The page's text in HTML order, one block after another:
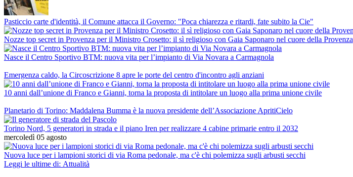
Pasticcio carte d'identità, il Comune attacca il Governo: "Poca chiarezza e ritardi, fate subito la Cie"
Nozze top secret in Provenza per il Ministro Crosetto: il sì religioso con Gaia Saponaro nel cuore della Provenza
Nasce il Centro Sportivo BTM: nuova vita per l’impianto di Via Novara a Carmagnola
Emergenza caldo, la Circoscrizione 8 apre le porte del centro d'incontro agli anziani
10 anni dall’unione di Franco e Gianni, torna la proposta di intitolare un luogo alla prima unione civile
Planetario di Torino: Maddalena Bumma è la nuova presidente dell’Associazione ApritiCielo
Torino Nord, 5 generatori in strada e il piano Iren per realizzare 4 cabine primarie entro il 2032
mercoledì 05 agosto
Nuova luce per i lampioni storici di via Roma pedonale, ma c'è chi polemizza sugli arbusti secchi
Leggi le ultime di: Attualità